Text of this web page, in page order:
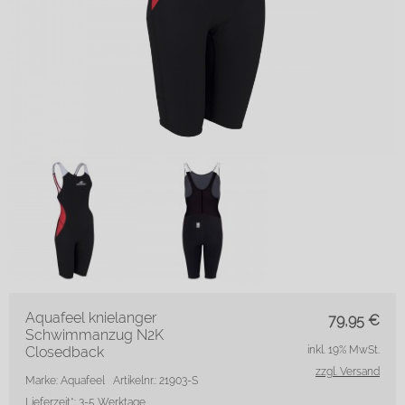
79,95 €
Aquafeel knielanger
Schwimmanzug N2K
Closedback
Marke: Aquafeel Artikelnr.: 21903-S
inkl. 19% MwSt.
zzgl. Versand